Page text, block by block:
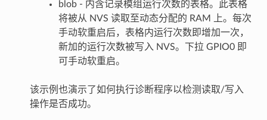
blob - 内含记录模组运行次数的表格。此表格
将被从 NVS 读取至动态分配的 RAM 上。每次
手动软重启后，表格内运行次数即增加一次，
新加的运行次数被写入 NVS。下拉 GPIO0 即
可手动软重启。
该示例也演示了如何执行诊断程序以检测读取/写入
操作是否成功。